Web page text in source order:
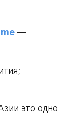
—
это одно